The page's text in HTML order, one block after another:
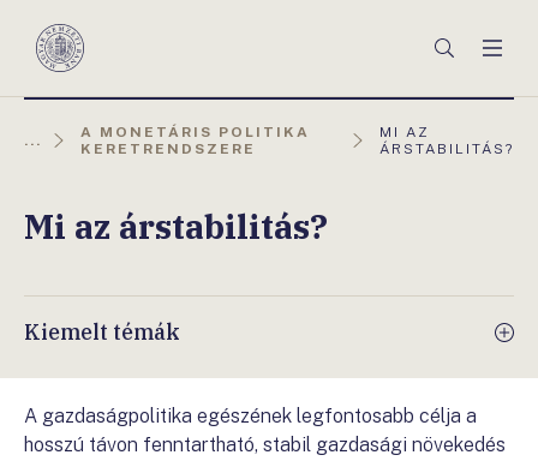
Magyar
Keresés
...
A MONETÁRIS POLITIKA
KERETRENDSZERE
AKTUÁLIS
OLDAL:
MI AZ
ÁRSTABILITÁS?
Mi az árstabilitás?
Kiemelt témák
A gazdaságpolitika egészének legfontosabb célja a
hosszú távon fenntartható, stabil gazdasági növekedés